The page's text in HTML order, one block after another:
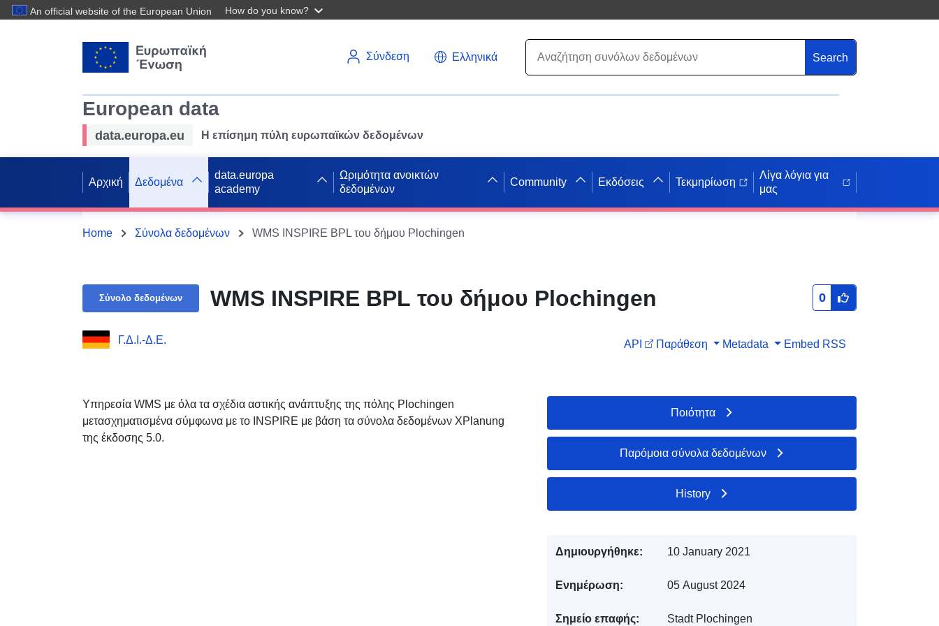
An official website of the European Union How do you know?
Σύνδεση Ελληνικά Search
European data
data.europa.eu Η επίσημη πύλη ευρωπαϊκών δεδομένων
Αρχική Δεδομένα
data.europa
academy
Ωριμότητα ανοικτών
δεδομένων
Community Εκδόσεις Τεκμηρίωση
Λίγα λόγια για
μας
Home Σύνολα δεδομένων WMS INSPIRE BPL του δήμου Plochingen
Σύνολο δεδομένων WMS INSPIRE BPL του δήμου Plochingen 0
Γ.Δ.Ι.-Δ.Ε. API Παράθεση Metadata Embed RSS
Υπηρεσία WMS με όλα τα σχέδια αστικής ανάπτυξης της πόλης Plochingen
μετασχηματισμένα σύμφωνα με το INSPIRE με βάση τα σύνολα δεδομένων XPlanung
της έκδοσης 5.0.
Ποιότητα
Παρόμοια σύνολα δεδομένων
History
Δημιουργήθηκε: 10 January 2021
Ενημέρωση: 05 August 2024
Σημείο επαφής:
Stadt Plochingen